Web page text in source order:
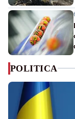
POLITICA